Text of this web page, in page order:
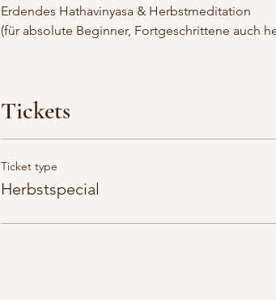
Erdendes Hathavinyasa & Herbstmeditation
(für absolute Beginner, Fortgeschrittene auch
Tickets
Ticket type
Herbstspecial